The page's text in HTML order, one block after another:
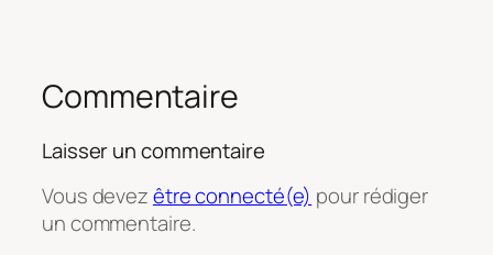
Commentaire
Laisser un commentaire
Vous devezêtre connecté(e) pour rédiger
un commentaire.